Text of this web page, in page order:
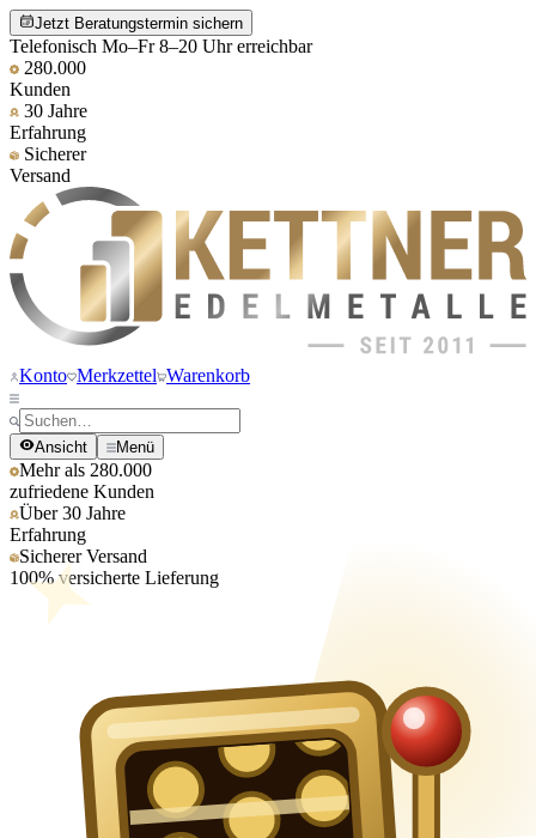
Jetzt Beratungstermin sichern
Telefonisch Mo–Fr 8–20 Uhr erreichbar
280.000
Kunden
30 Jahre
Erfahrung
Sicherer
Versand
Konto Merkzettel Warenkorb
Ansicht Menü
Mehr als 280.000
zufriedene Kunden
Über 30 Jahre
Erfahrung
Sicherer Versand
100% versicherte Lieferung